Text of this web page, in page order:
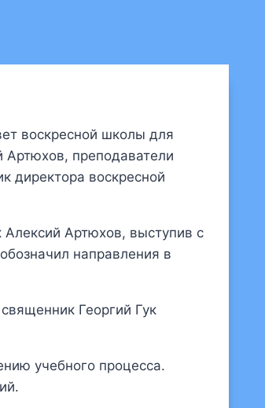
воскресной школы для
преподаватели
директора воскресной
Артюхов, выступив с
направления в
Георгий Гук
учебного процесса.